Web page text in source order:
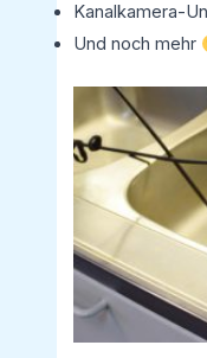
Kanalkamera-
Und noch mehr